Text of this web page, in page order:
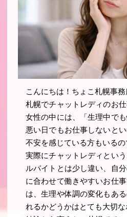
こんにちは！ちょこ札幌事務
札幌でチャットレディのお
女性の中には、「生理中で
悪い日でもお仕事しないと
不安を感じている方もいるの
実際にチャットレディとい
ルバイトとは少し違い、自
に合わせて働きやすいお仕
は、生理や体調の変化もあ
れるかどうかはとても大切な